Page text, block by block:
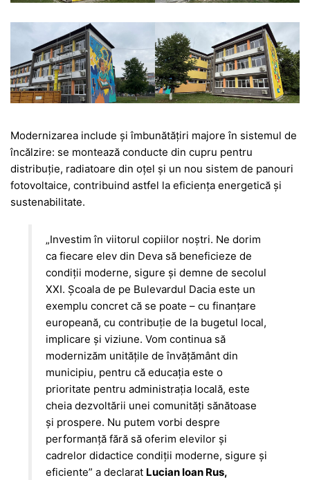
Modernizarea include și îmbunătățiri majore în sistemul de
încălzire: se montează conducte din cupru pentru
distribuție, radiatoare din oțel și un nou sistem de panouri
fotovoltaice, contribuind astfel la eficiența energetică și
sustenabilitate.
„Investim în viitorul copiilor noștri. Ne dorim
ca fiecare elev din Deva să beneficieze de
condiții moderne, sigure și demne de secolul
XXI. Școala de pe Bulevardul Dacia este un
exemplu concret că se poate – cu finanțare
europeană, cu contribuție de la bugetul local,
implicare și viziune. Vom continua să
modernizăm unitățile de învățământ din
municipiu, pentru că educația este o
prioritate pentru administrația locală, este
cheia dezvoltării unei comunități sănătoase
și prospere. Nu putem vorbi despre
performanță fără să oferim elevilor și
cadrelor didactice condiții moderne, sigure și
eficiente” a declarat Lucian Ioan Rus,